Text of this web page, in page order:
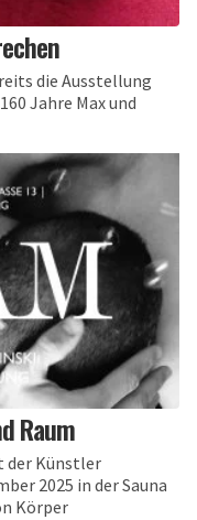
die Ausstellung
Jahre Max und
Raum
der Künstler
2025 in der Sauna
Körper